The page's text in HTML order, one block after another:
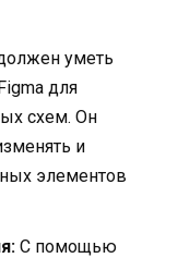
уметь
для
схем. Он
и
элементов
С помощью